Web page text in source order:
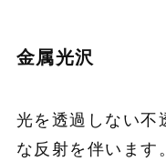
金属光沢
光を透過しない不
な反射を伴います